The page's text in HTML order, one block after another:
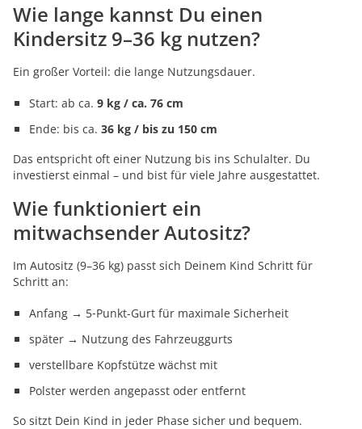
Wie lange kannst Du einen
Kindersitz 9–36 kg nutzen?
Ein großer Vorteil: die lange Nutzungsdauer.
Start: ab ca. 9 kg / ca. 76 cm
Ende: bis ca. 36 kg / bis zu 150 cm
Das entspricht oft einer Nutzung bis ins Schulalter. Du
investierst einmal – und bist für viele Jahre ausgestattet.
Wie funktioniert ein
mitwachsender Autositz?
Im Autositz (9–36 kg) passt sich Deinem Kind Schritt für
Schritt an:
Anfang → 5‑Punkt-Gurt für maximale Sicherheit
später → Nutzung des Fahrzeuggurts
verstellbare Kopfstütze wächst mit
Polster werden angepasst oder entfernt
So sitzt Dein Kind in jeder Phase sicher und bequem.